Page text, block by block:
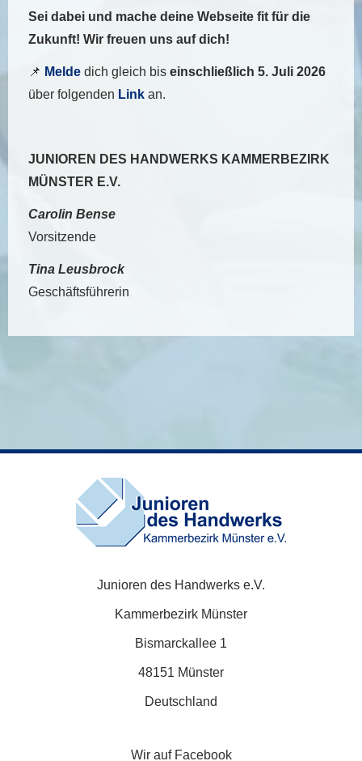
Sei dabei und mache deine Webseite fit für die
Zukunft! Wir freuen uns auf dich!
📌 Melde dich gleich bis einschließlich 5. Juli 2026
über folgenden Link an.
JUNIOREN DES HANDWERKS KAMMERBEZIRK
MÜNSTER E.V.
Carolin Bense
Vorsitzende
Tina Leusbrock
Geschäftsführerin
Junioren des Handwerks e.V.
Kammerbezirk Münster
Bismarckallee 1
48151 Münster
Deutschland
Wir auf Facebook